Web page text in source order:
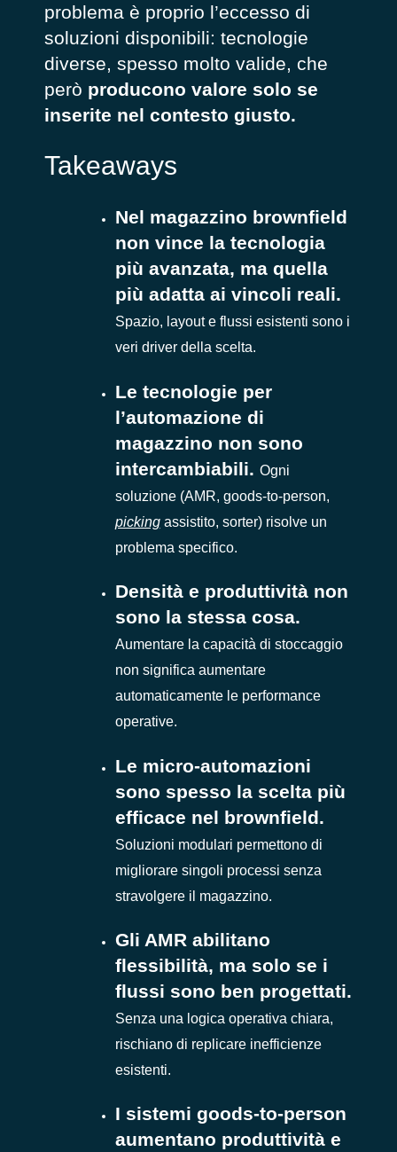
problema è proprio l’eccesso di
soluzioni disponibili: tecnologie
diverse, spesso molto valide, che
però producono valore solo se
inserite nel contesto giusto.
Takeaways
Nel magazzino brownfield
non vince la tecnologia
più avanzata, ma quella
più adatta ai vincoli reali.
Spazio, layout e flussi esistenti sono i
veri driver della scelta.
Le tecnologie per
l’automazione di
magazzino non sono
intercambiabili. Ogni
soluzione (AMR, goods-to-person,
pickingassistito, sorter) risolve un
problema specifico.
Densità e produttività non
sono la stessa cosa.
Aumentare la capacità di stoccaggio
non significa aumentare
automaticamente le performance
operative.
Le micro-automazioni
sono spesso la scelta più
efficace nel brownfield.
Soluzioni modulari permettono di
migliorare singoli processi senza
stravolgere il magazzino.
Gli AMR abilitano
flessibilità, ma solo se i
flussi sono ben progettati.
Senza una logica operativa chiara,
rischiano di replicare inefficienze
esistenti.
I sistemi goods-to-person
aumentano produttività e